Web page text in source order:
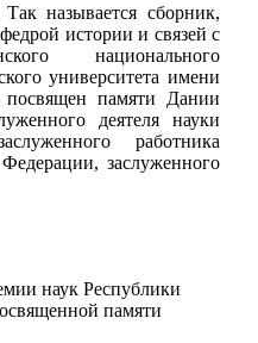
называется сборник,
истории и связей с
национального
университета имени
памяти Дании
деятеля науки
работника
заслуженного
наук Республики
памяти